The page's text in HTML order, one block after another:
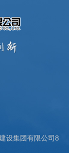
设集团有限公司8